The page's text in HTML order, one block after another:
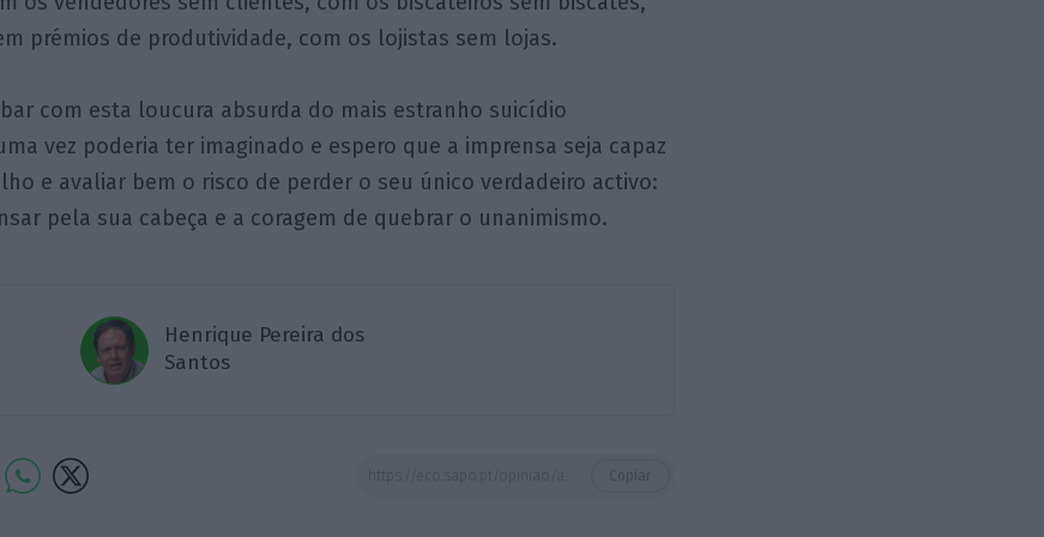
prémios de produtividade, com os lojistas sem lojas.
com esta loucura absurda do mais estranho suicídio
vez poderia ter imaginado e espero que a imprensa seja capaz
e avaliar bem o risco de perder o seu único verdadeiro activo:
pela sua cabeça e a coragem de quebrar o unanimismo.
Henrique Pereira dos
Santos